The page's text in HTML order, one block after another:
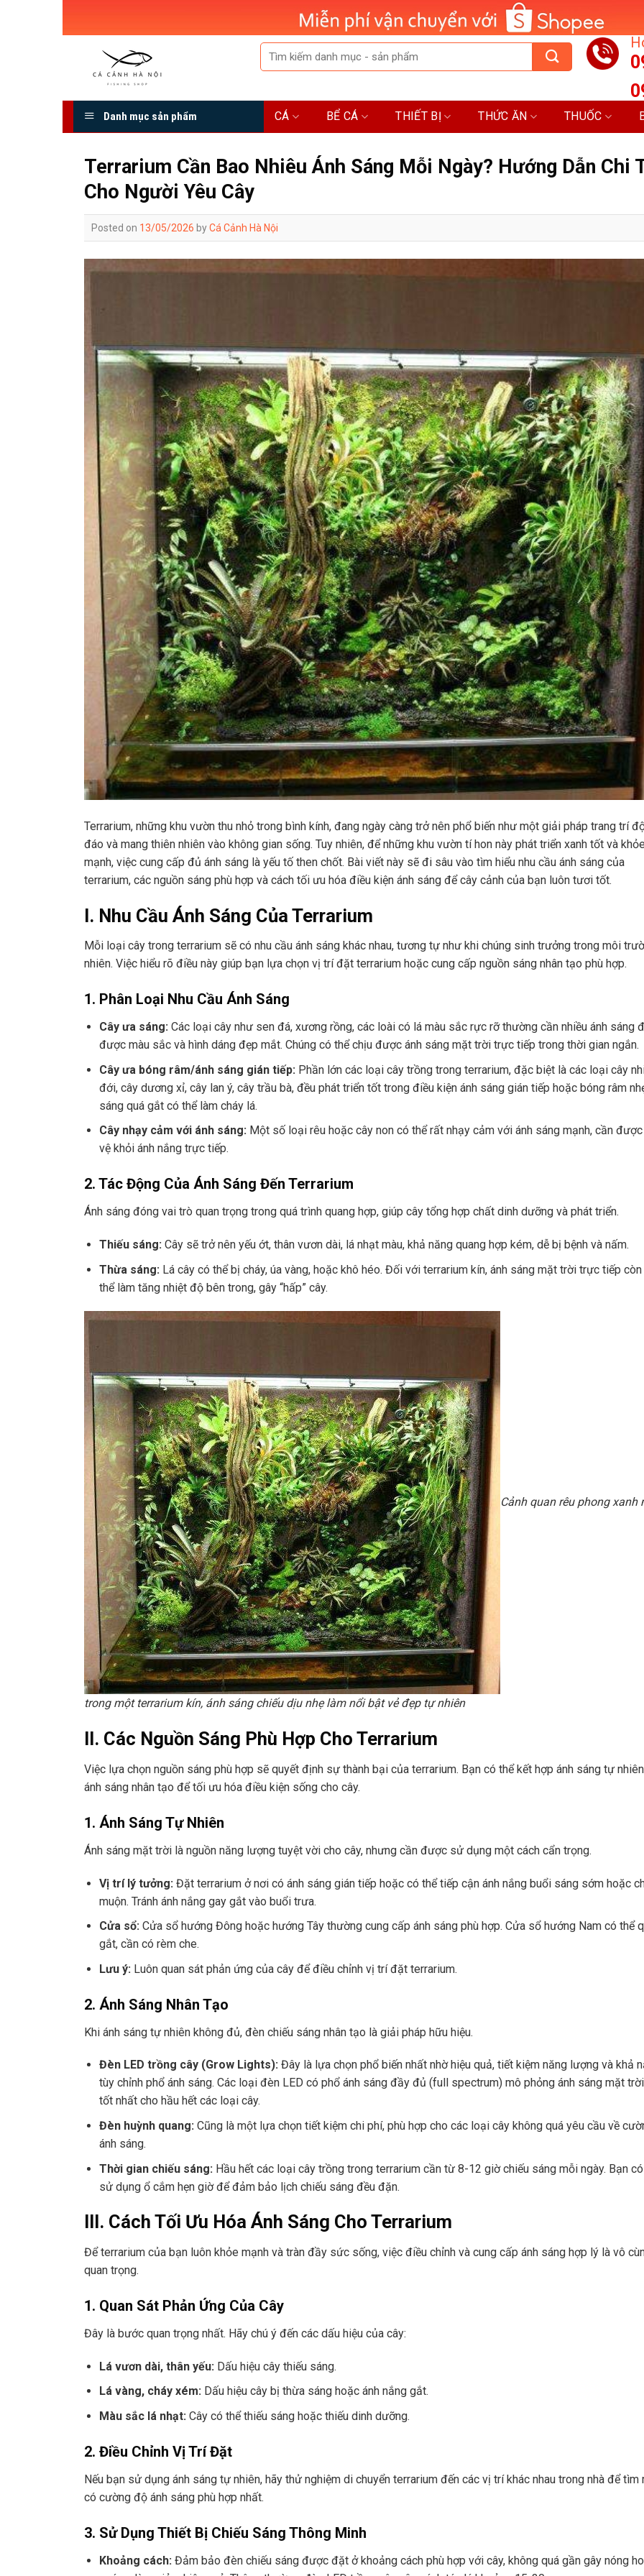
Tìm
kiếm:
Danh mục sản phẩm CÁ BỂ CÁ THIẾT BỊ THỨC ĂN THUỐC
Terrarium Cần Bao Nhiêu Ánh Sáng Mỗi Ngày? Hướng Dẫn Chi
Cho Người Yêu Cây
Posted on 13/05/2026 byCá Cảnh Hà Nội
Terrarium, những khu vườn thu nhỏ trong bình kính, đang ngày càng trở nên phổ biến như một giải pháp trang trí
đáo và mang thiên nhiên vào không gian sống. Tuy nhiên, để những khu vườn tí hon này phát triển xanh tốt và
mạnh, việc cung cấp đủ ánh sáng là yếu tố then chốt. Bài viết này sẽ đi sâu vào tìm hiểu nhu cầu ánh sáng của
terrarium, các nguồn sáng phù hợp và cách tối ưu hóa điều kiện ánh sáng để cây cảnh của bạn luôn tươi tốt.
I. Nhu Cầu Ánh Sáng Của Terrarium
Mỗi loại cây trong terrarium sẽ có nhu cầu ánh sáng khác nhau, tương tự như khi chúng sinh trưởng trong môi
nhiên. Việc hiểu rõ điều này giúp bạn lựa chọn vị trí đặt terrarium hoặc cung cấp nguồn sáng nhân tạo phù hợp.
1. Phân Loại Nhu Cầu Ánh Sáng
Cây ưa sáng: Các loại cây như sen đá, xương rồng, các loài có lá màu sắc rực rỡ thường cần nhiều ánh sáng
được màu sắc và hình dáng đẹp mắt. Chúng có thể chịu được ánh sáng mặt trời trực tiếp trong thời gian ngắn.
Cây ưa bóng râm/ánh sáng gián tiếp: Phần lớn các loại cây trồng trong terrarium, đặc biệt là các loại cây
đới, cây dương xỉ, cây lan ý, cây trầu bà, đều phát triển tốt trong điều kiện ánh sáng gián tiếp hoặc bóng râm
sáng quá gắt có thể làm cháy lá.
Cây nhạy cảm với ánh sáng: Một số loại rêu hoặc cây non có thể rất nhạy cảm với ánh sáng mạnh, cần
vệ khỏi ánh nắng trực tiếp.
2. Tác Động Của Ánh Sáng Đến Terrarium
Ánh sáng đóng vai trò quan trọng trong quá trình quang hợp, giúp cây tổng hợp chất dinh dưỡng và phát triển.
Thiếu sáng: Cây sẽ trở nên yếu ớt, thân vươn dài, lá nhạt màu, khả năng quang hợp kém, dễ bị bệnh và nấm.
Thừa sáng: Lá cây có thể bị cháy, úa vàng, hoặc khô héo. Đối với terrarium kín, ánh sáng mặt trời trực tiếp
thể làm tăng nhiệt độ bên trong, gây “hấp” cây.
Cảnh quan rêu phong xanh
trong một terrarium kín, ánh sáng chiếu dịu nhẹ làm nổi bật vẻ đẹp tự nhiên
II. Các Nguồn Sáng Phù Hợp Cho Terrarium
Việc lựa chọn nguồn sáng phù hợp sẽ quyết định sự thành bại của terrarium. Bạn có thể kết hợp ánh sáng tự
ánh sáng nhân tạo để tối ưu hóa điều kiện sống cho cây.
1. Ánh Sáng Tự Nhiên
Ánh sáng mặt trời là nguồn năng lượng tuyệt vời cho cây, nhưng cần được sử dụng một cách cẩn trọng.
Vị trí lý tưởng: Đặt terrarium ở nơi có ánh sáng gián tiếp hoặc có thể tiếp cận ánh nắng buổi sáng sớm hoặc
muộn. Tránh ánh nắng gay gắt vào buổi trưa.
Cửa sổ: Cửa sổ hướng Đông hoặc hướng Tây thường cung cấp ánh sáng phù hợp. Cửa sổ hướng Nam có thể
gắt, cần có rèm che.
Lưu ý: Luôn quan sát phản ứng của cây để điều chỉnh vị trí đặt terrarium.
2. Ánh Sáng Nhân Tạo
Khi ánh sáng tự nhiên không đủ, đèn chiếu sáng nhân tạo là giải pháp hữu hiệu.
Đèn LED trồng cây (Grow Lights): Đây là lựa chọn phổ biến nhất nhờ hiệu quả, tiết kiệm năng lượng và khả
tùy chỉnh phổ ánh sáng. Các loại đèn LED có phổ ánh sáng đầy đủ (full spectrum) mô phỏng ánh sáng mặt
tốt nhất cho hầu hết các loại cây.
Đèn huỳnh quang: Cũng là một lựa chọn tiết kiệm chi phí, phù hợp cho các loại cây không quá yêu cầu về
ánh sáng.
Thời gian chiếu sáng: Hầu hết các loại cây trồng trong terrarium cần từ 8-12 giờ chiếu sáng mỗi ngày. Bạn
sử dụng ổ cắm hẹn giờ để đảm bảo lịch chiếu sáng đều đặn.
III. Cách Tối Ưu Hóa Ánh Sáng Cho Terrarium
Để terrarium của bạn luôn khỏe mạnh và tràn đầy sức sống, việc điều chỉnh và cung cấp ánh sáng hợp lý là vô
quan trọng.
1. Quan Sát Phản Ứng Của Cây
Đây là bước quan trọng nhất. Hãy chú ý đến các dấu hiệu của cây:
Lá vươn dài, thân yếu: Dấu hiệu cây thiếu sáng.
Lá vàng, cháy xém: Dấu hiệu cây bị thừa sáng hoặc ánh nắng gắt.
Màu sắc lá nhạt: Cây có thể thiếu sáng hoặc thiếu dinh dưỡng.
2. Điều Chỉnh Vị Trí Đặt
Nếu bạn sử dụng ánh sáng tự nhiên, hãy thử nghiệm di chuyển terrarium đến các vị trí khác nhau trong nhà để tìm
có cường độ ánh sáng phù hợp nhất.
3. Sử Dụng Thiết Bị Chiếu Sáng Thông Minh
Khoảng cách: Đảm bảo đèn chiếu sáng được đặt ở khoảng cách phù hợp với cây, không quá gần gây nóng